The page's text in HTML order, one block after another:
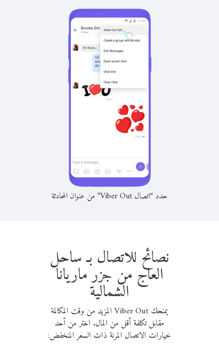
حدد “اتصال Viber Out” من عنوان المحادثة
نصائح للاتصال بـ ساحل
العاج من جزر ماريانا
الشمالية
يمنحك Viber Out المزيد من وقت المكالمة
مقابل تكلفة أقل من المال. اختر من أحد
خيارات الاتصال المرنة ذات السعر المنخفض: